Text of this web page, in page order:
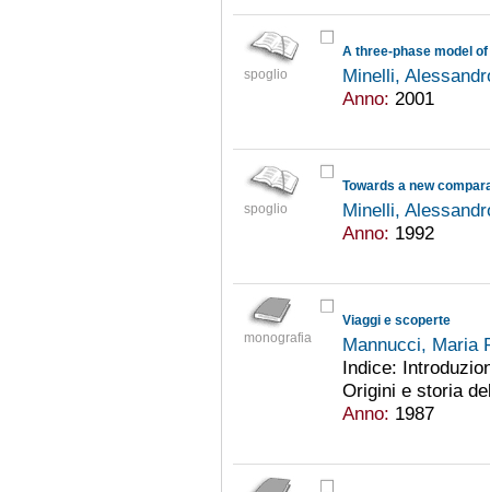
spoglio
A three-phase model
Minelli,
Anno: 2001
spoglio
Towards a new
Minelli,
Anno: 1992
monografia
Viaggi e scoperte
Mannucci, Maria
Indice:
Origini e storia
Anno: 1987